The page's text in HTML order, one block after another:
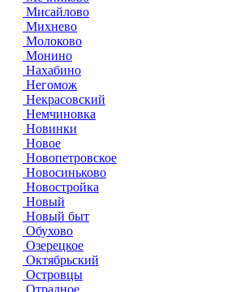
Мисайлово
Михнево
Молоково
Монино
Нахабино
Негомож
Некрасовский
Немчиновка
Новинки
Новое
Новопетровское
Новосиньково
Новостройка
Новый
Новый быт
Обухово
Озерецкое
Октябрьский
Островцы
Отрадное